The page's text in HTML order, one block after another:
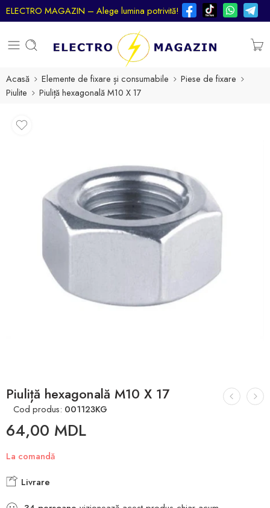
ELECTRO MAGAZIN – Alege lumina potrivită!
Acasă Elemente de fixare și consumabile
Piese de fixare
Piulite
Piuliță hexagonală M10 X 17
Piuliță hexagonală M10 X 17
Cod produs: 001123KG
64,00 MDL
La comandă
Livrare